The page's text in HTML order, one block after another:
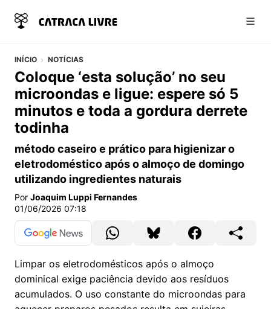
INÍCIO NOTÍCIAS
Coloque ‘esta solução’ no seu
microondas e ligue: espere só 5
minutos e toda a gordura derrete
todinha
método caseiro e prático para higienizar o
eletrodoméstico após o almoço de domingo
utilizando ingredientes naturais
Por Joaquim Luppi Fernandes
01/06/2026 07:18
Limpar os eletrodomésticos após o almoço
dominical exige paciência devido aos resíduos
acumulados. O uso constante do microondas para